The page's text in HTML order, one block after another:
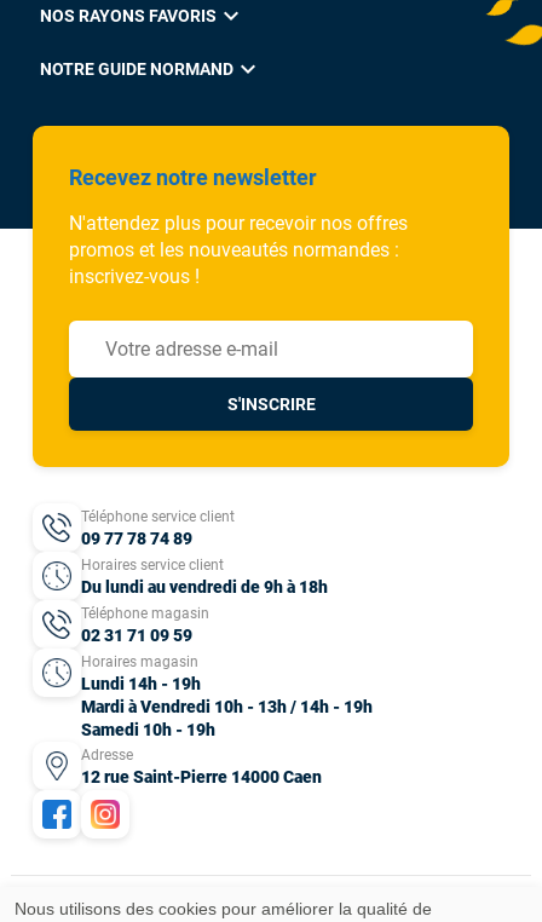
NOS RAYONS FAVORIS expand_more
NOTRE GUIDE NORMAND expand_more
Recevez notre newsletter
N'attendez plus pour recevoir nos offres
promos et les nouveautés normandes :
inscrivez-vous !
S'INSCRIRE
Téléphone service client
09 77 78 74 89
Horaires service client
Du lundi au vendredi de 9h à 18h
Téléphone magasin
02 31 71 09 59
Horaires magasin
Lundi 14h - 19h
Mardi à Vendredi 10h - 13h / 14h - 19h
Samedi 10h - 19h
Adresse
12 rue Saint-Pierre 14000 Caen
Nous utilisons des cookies pour améliorer la qualité de